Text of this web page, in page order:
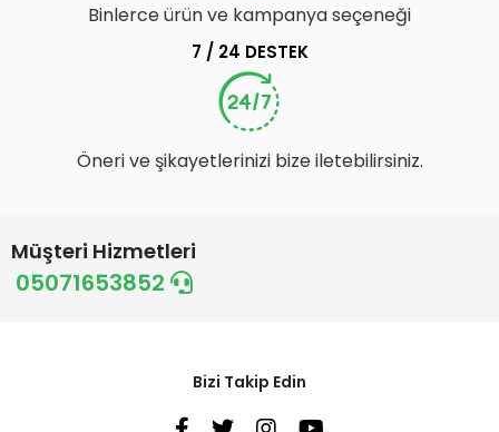
Binlerce ürün ve kampanya seçeneği
7 / 24 DESTEK
Öneri ve şikayetlerinizi bize iletebilirsiniz.
Müşteri Hizmetleri
05071653852
Bizi Takip Edin